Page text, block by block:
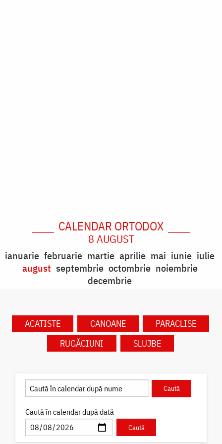
CALENDAR ORTODOX
8 AUGUST
ianuarie februarie martie aprilie mai iunie iulie
august septembrie octombrie noiembrie
decembrie
ACATISTE CANOANE
PARACLISE
RUGĂCIUNI
SLUJBE
Caută în calendar după dată